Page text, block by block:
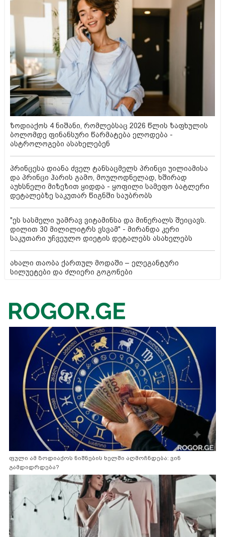
ზოდიაქოს 4 ნიშანი, რომლებსაც 2026 წლის ზაფხულის
ბოლომდე ფინანსური წარმატება ელოდება -
ასტროლოგები ასახელებენ
პრინცესა დიანა ძველ ტანსაცმელს პრინცი უილიამისა
და პრინცი ჰარის გამო, მოულოდნელად, ხშირად
აუხსნელი მიზეზით ყიდდა - ყოფილი სამეფო ბატლერი
დეტალებზე საკუთარ წიგნში საუბრობს
"ეს სასმელი უამრავ ვიტამინსა და მინერალს შეიცავს.
დილით 30 მილილიტრს ვსვამ" - მირანდა კერი
საკუთარი უჩვეულო დიეტის დეტალებს ასახელებს
ახალი თაობა ქართულ მოდაში – ელეგანტური
სილუეტები და ძლიერი გოგონები
ფული ამ ზოდიაქოს ნიშნების ხელში აღმოჩნდება: ვინ
გამდიდრდება?